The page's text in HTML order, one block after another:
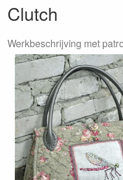
Clutch
Werkbeschrijving met